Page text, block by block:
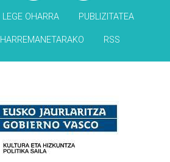
LEGE OHARRA PUBLIZITATEA
HARREMANETARAKO RSS